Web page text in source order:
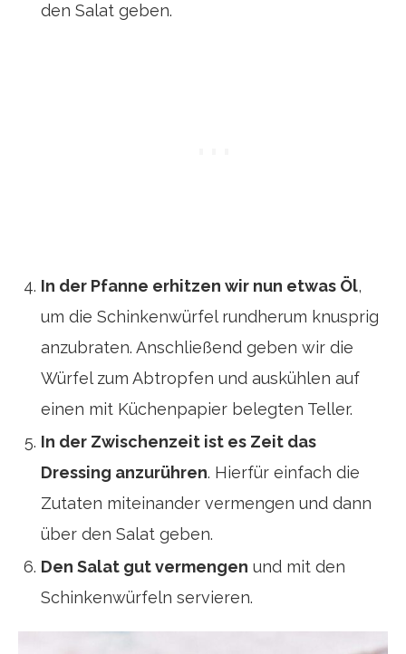
den Salat geben.
In der Pfanne erhitzen wir nun etwas Öl,
um die Schinkenwürfel rundherum knusprig
anzubraten. Anschließend geben wir die
Würfel zum Abtropfen und auskühlen auf
einen mit Küchenpapier belegten Teller.
In der Zwischenzeit ist es Zeit das
Dressing anzurühren. Hierfür einfach die
Zutaten miteinander vermengen und dann
über den Salat geben.
Den Salat gut vermengen und mit den
Schinkenwürfeln servieren.